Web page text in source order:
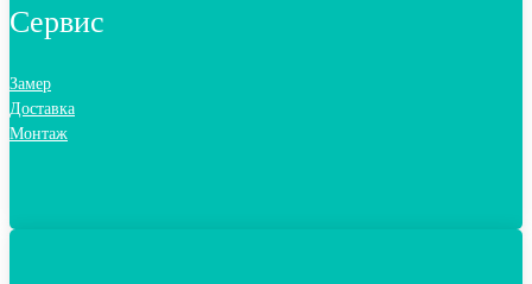
Сервис
Замер
Доставка
Монтаж